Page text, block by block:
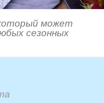
может
сезонных